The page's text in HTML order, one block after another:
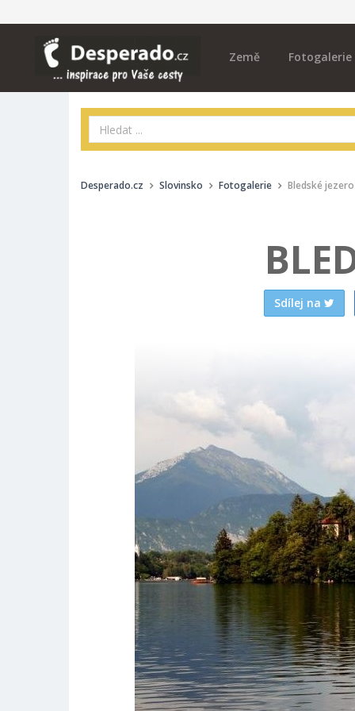
Země Fotogalerie
Desperado.cz Slovinsko Fotogalerie Bledské jezero
Sdílej na